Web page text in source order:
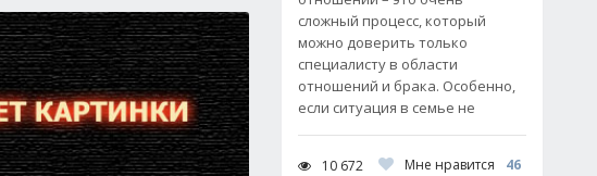
сложный процесс, который
можно доверить только
специалисту в области
отношений и брака. Особенно,
если ситуация в семье не
10 672 Мне нравится
46